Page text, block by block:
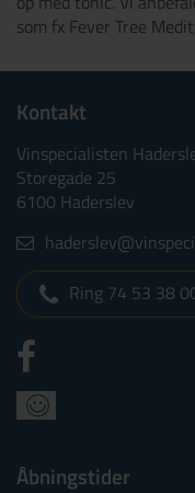
som fx Fever Tree
Kontakt
Vinspecialisten
Storegade 25
6100 Haderslev
Ring 74 53 38
Åbningstider